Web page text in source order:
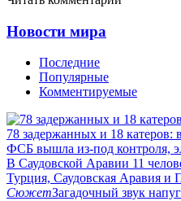
Новости мира
Последние
Популярные
Комментируемые
78 задержанных и 18
ФСБ вышла из-под контроля,
В Саудовской Аравии 11
Турция, Саудовская Аравия и
СюжетЗагадочный звук